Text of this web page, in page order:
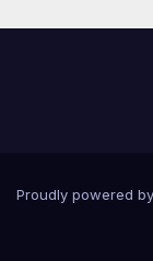
Proudly powered